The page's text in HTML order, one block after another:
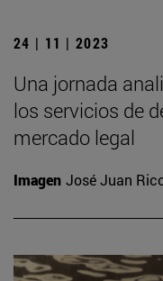
24 | 11 | 2023
Una jornada
los servicios de
mercado legal
Imagen José Juan